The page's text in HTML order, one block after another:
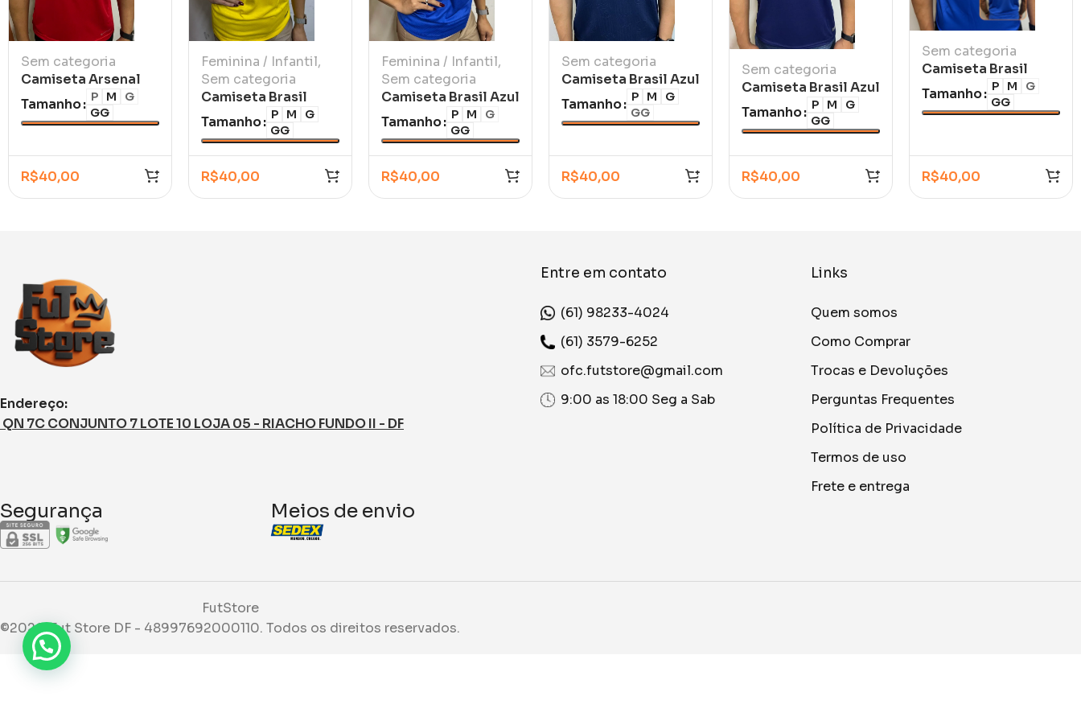
Sem categoria
Camiseta Arsenal
Trad I 2026/27
Tamanho P M
G
GG
R$40,00
Feminina / Infantil,
Sem categoria
Camiseta Brasil
Amarela Guaraná
Polo Feminina
Tamanho P M
G
GG
R$40,00
Feminina / Infantil,
Sem categoria
Camiseta Brasil Azul
Guaraná Polo
Tamanho P M
G
GG
R$40,00
Sem categoria
Camiseta Brasil Azul
Marinho Casual
Tamanho P M
G
GG
R$40,00
Sem categoria
Camiseta Brasil Azul
Marinho Itaú Polo
Tamanho P M
G
GG
R$40,00
Sem categoria
Camiseta Brasil
Retrô Azul 1986
Tamanho P M
G
GG
R$40,00
Endereço:
QN 7C CONJUNTO 7 LOTE 10 LOJA 05 - RIACHO FUNDO II - DF
Entre em contato
(61) 98233-4024
(61) 3579-6252
ofc.futstore@gmail.com
9:00 as 18:00 Seg a Sab
Links
Quem somos
Como Comprar
Trocas e Devoluções
Perguntas Frequentes
Política de Privacidade
Termos de uso
Frete e entrega
Segurança Meios de envio
FutStore
©2026. Fut Store DF - 48997692000110. Todos os direitos reservados.